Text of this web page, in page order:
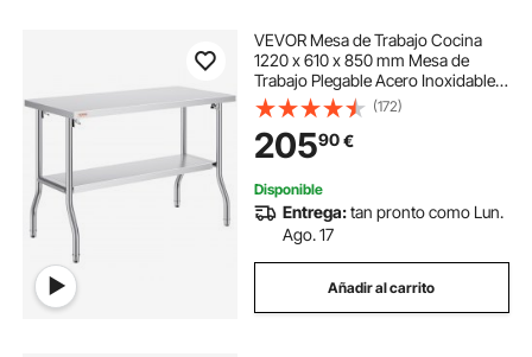
VEVOR Mesa de Trabajo Cocina
1220 x 610 x 850 mm Mesa de
Trabajo Plegable Acero Inoxidable
con Estante Extraíble 350 kg Carga
Mesa Acero Inoxidable con Pies
Ajustables para Camping Cocina
Comercial
(172)
20590€
Disponible
Entrega:tan pronto como Lun.
Ago. 17
Añadir al carrito